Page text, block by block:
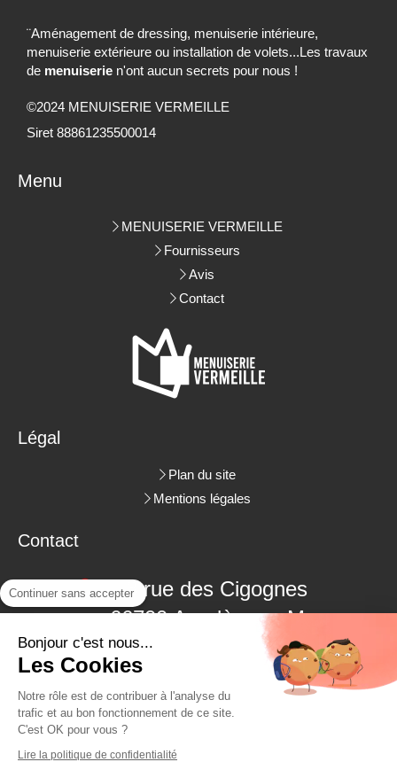
¨Aménagement de dressing, menuiserie intérieure,
menuiserie extérieure ou installation de volets...Les travaux
de menuiserie n'ont aucun secrets pour nous !
©2024 MENUISERIE VERMEILLE
Siret 88861235500014
Menu
MENUISERIE VERMEILLE
Fournisseurs
Avis
Contact
Légal
Plan du site
Mentions légales
Contact
3 rue des Cigognes
66700 Argelès-sur-Mer
06.09.18.38.48
04.68.22.62.26
Continuer sans accepter
Bonjour c'est nous...
Les Cookies
Notre rôle est de contribuer à l'analyse du
trafic et au bon fonctionnement de ce site.
C'est OK pour vous ?
Lire la politique de confidentialité